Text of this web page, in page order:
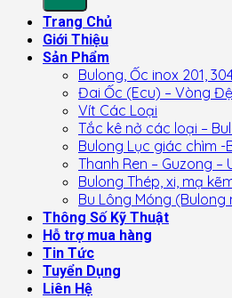
Trang Chủ
Giới Thiệu
Sản Phẩm
Bulong, Ốc inox 201,
Đai Ốc (Ecu) – Vòng
Vít Các Loại
Tắc kê nở các loại –
Bulong Lục giác chìm
Thanh Ren – Guzong –
Bulong Thép, xi, mạ
Bu Lông Móng (Bulong
Thông Số Kỹ Thuật
Hỗ trợ mua hàng
Tin Tức
Tuyển Dụng
Liên Hệ